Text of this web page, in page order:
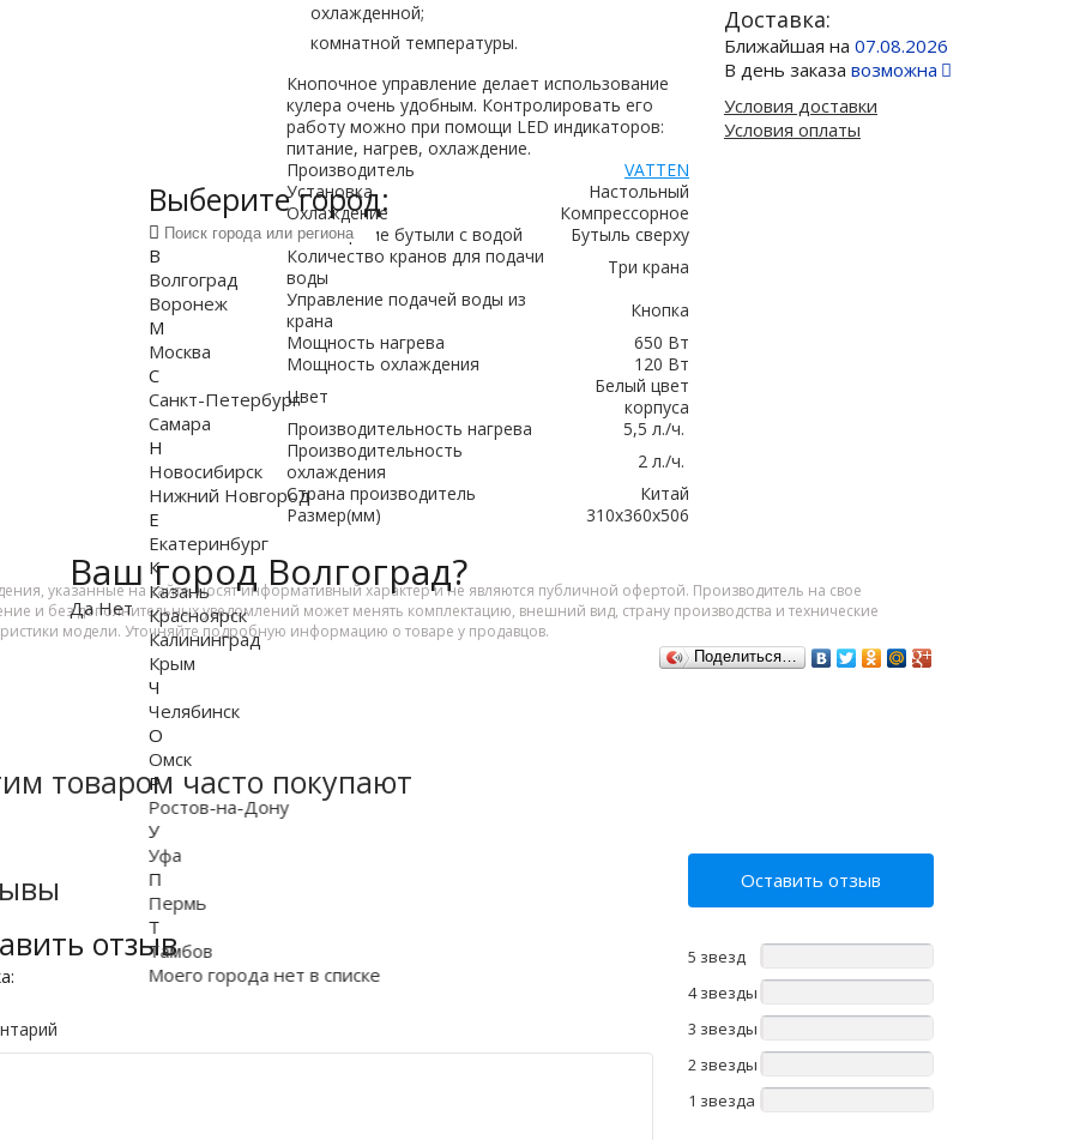
Доставка:
Ближайшая на 07.08.2026
В день заказа возможна
Условия доставки
Условия оплаты
охлажденной;
комнатной температуры.
Кнопочное управление делает использование
кулера очень удобным. Контролировать его
работу можно при помощи LED индикаторов:
питание, нагрев, охлаждение.
Производитель
VATTEN
Установка
Настольный
Охлаждение
Компрессорное
Размещение бутыли с водой
Бутыль сверху
Количество кранов для подачи
воды
Три крана
Управление подачей воды из
крана
Кнопка
Мощность нагрева
650 Вт
Мощность охлаждения
120 Вт
Цвет
Белый цвет
корпуса
Производительность нагрева
5,5 л./ч.
Производительность
охлаждения
2 л./ч.
Страна производитель
Китай
Размер(мм)
310х360х506
указанные на сайте, носят информативный характер и не являются публичной офертой. Производитель на свое
и без дополнительных уведомлений может менять комплектацию, внешний вид, страну производства и технические
модели. Уточняйте подробную информацию о товаре у продавцов.
Поделиться…
товаром часто покупают
отзыв
Оставить отзыв
5 звезд
4 звезды
3 звезды
2 звезды
1 звезда
Ваш город Волгоград?
Да Нет
Выберите город:
В
Волгоград
Воронеж
М
Москва
С
Санкт-Петербург
Самара
Н
Новосибирск
Нижний Новгород
Е
Екатеринбург
К
Казань
Красноярск
Калининград
Крым
Ч
Челябинск
О
Омск
Р
Ростов-на-Дону
У
Уфа
П
Пермь
Т
Тамбов
Моего города нет в списке